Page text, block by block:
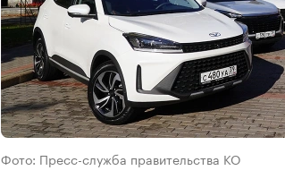
Фото: Пресс-служба правительства КО